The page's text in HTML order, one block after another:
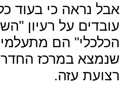
אבל נראה כי בעוד
עובדים על רעיון
הכלכלי" הם
שנמצא במרכז החדר
רצועת עזה.